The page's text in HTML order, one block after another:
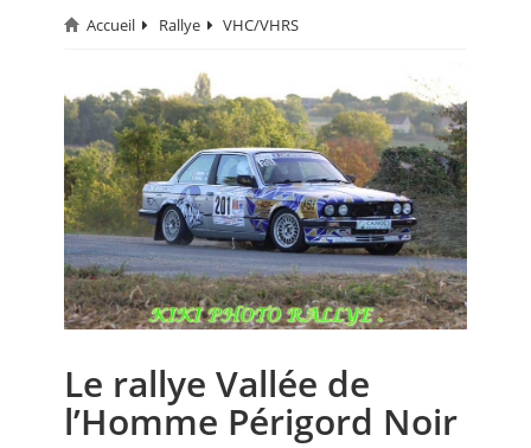
CIRCUIT
RALLYE
MONTAGNE
EVÈNEMENTS
CALENDRIER
FOCUS
ANNUAIRES
PETITES ANNONCES
Accueil Rallye VHC/VHRS
Le rallye Vallée de
l’Homme Périgord Noir